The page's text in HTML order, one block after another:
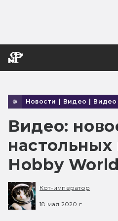
Новости | Видео |
Видео:
настольных
Hobby World
Кот-император
18 мая 2020 г.